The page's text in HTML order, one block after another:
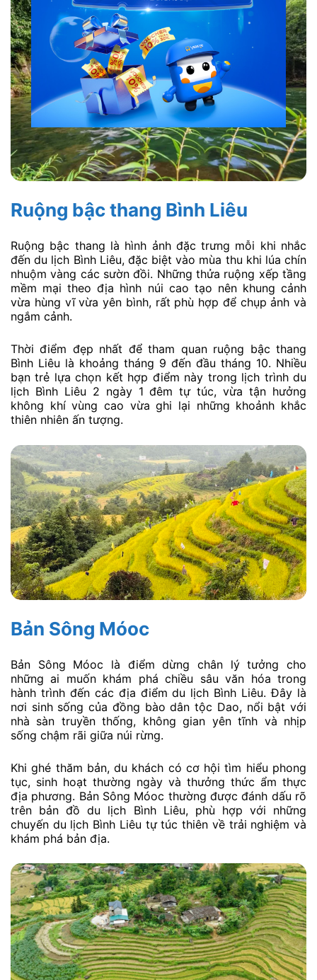
Ruộng bậc thang Bình Liêu
Ruộng bậc thang là hình ảnh đặc trưng mỗi khi nhắc
đến du lịch Bình Liêu, đặc biệt vào mùa thu khi lúa chín
nhuộm vàng các sườn đồi. Những thửa ruộng xếp tầng
mềm mại theo địa hình núi cao tạo nên khung cảnh
vừa hùng vĩ vừa yên bình, rất phù hợp để chụp ảnh và
ngắm cảnh.
Thời điểm đẹp nhất để tham quan ruộng bậc thang
Bình Liêu là khoảng tháng 9 đến đầu tháng 10. Nhiều
bạn trẻ lựa chọn kết hợp điểm này trong lịch trình du
lịch Bình Liêu 2 ngày 1 đêm tự túc, vừa tận hưởng
không khí vùng cao vừa ghi lại những khoảnh khắc
thiên nhiên ấn tượng.
Bản Sông Móoc
Bản Sông Móoc là điểm dừng chân lý tưởng cho
những ai muốn khám phá chiều sâu văn hóa trong
hành trình đến các địa điểm du lịch Bình Liêu. Đây là
nơi sinh sống của đồng bào dân tộc Dao, nổi bật với
nhà sàn truyền thống, không gian yên tĩnh và nhịp
sống chậm rãi giữa núi rừng.
Khi ghé thăm bản, du khách có cơ hội tìm hiểu phong
tục, sinh hoạt thường ngày và thưởng thức ẩm thực
địa phương. Bản Sông Móoc thường được đánh dấu rõ
trên bản đồ du lịch Bình Liêu, phù hợp với những
chuyến du lịch Bình Liêu tự túc thiên về trải nghiệm và
khám phá bản địa.